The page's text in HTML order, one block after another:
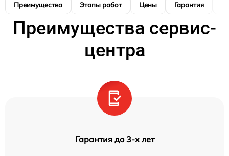
Преимущества Этапы работ Цены Гарантия
Преимущества сервис-
центра
Гарантия до 3-х лет